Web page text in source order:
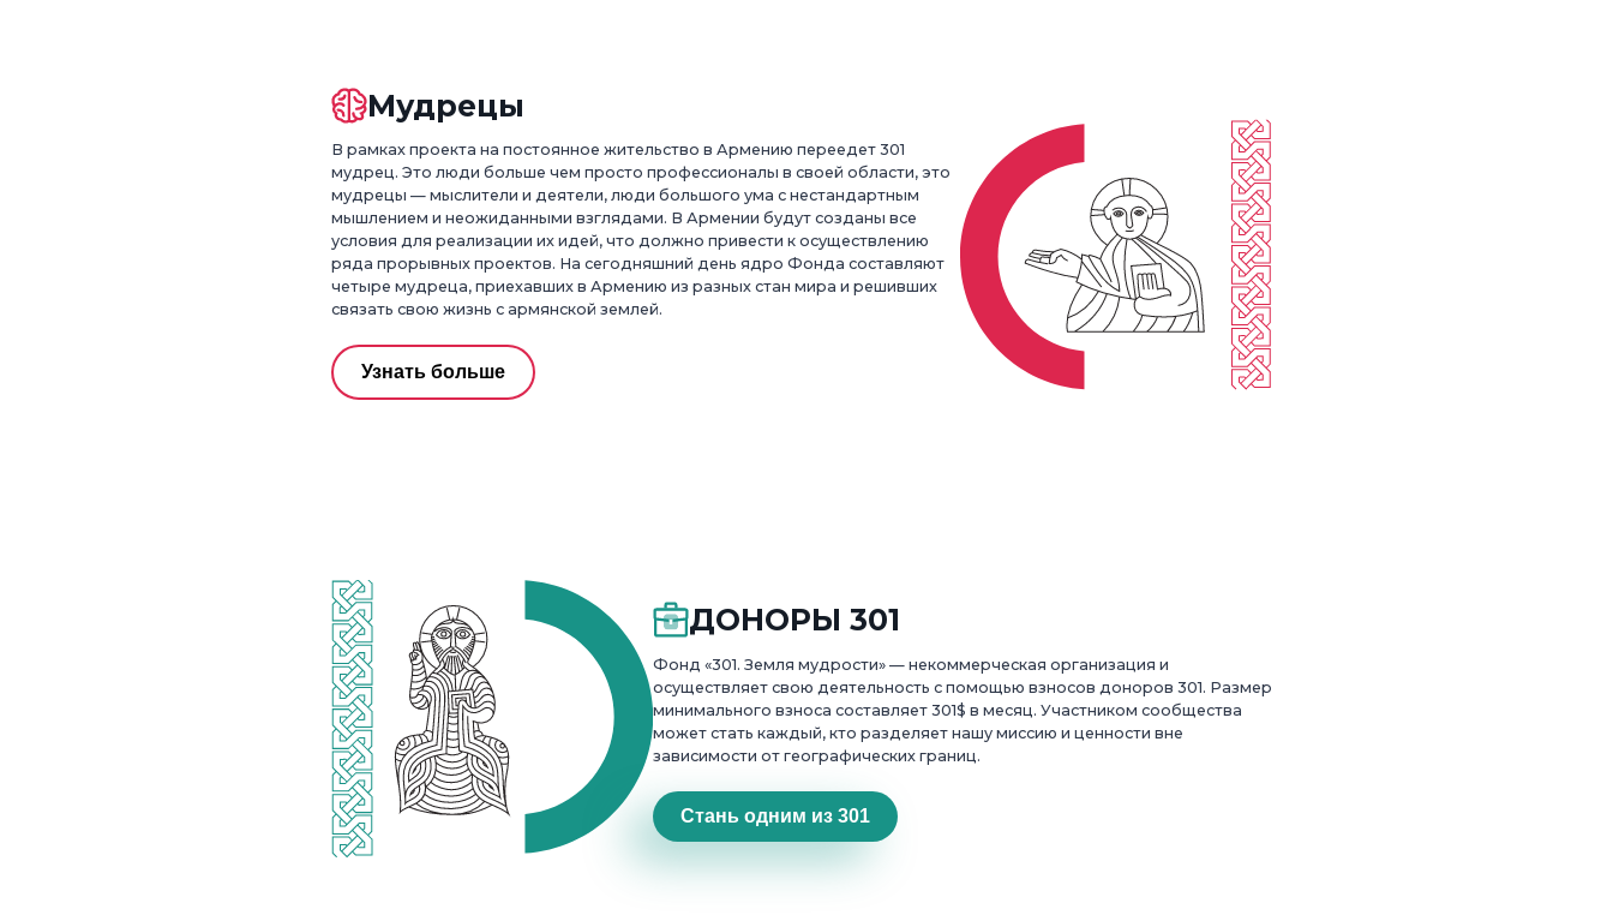
Мудрецы
В рамках проекта на постоянное жительство в Армению переедет 301
мудрец. Это люди больше чем просто профессионалы в своей области, это
мудрецы — мыслители и деятели, люди большого ума с нестандартным
мышлением и неожиданными взглядами. В Армении будут созданы все
условия для реализации их идей, что должно привести к осуществлению
ряда прорывных проектов. На сегодняшний день ядро Фонда составляют
четыре мудреца, приехавших в Армению из разных стан мира и решивших
связать свою жизнь с армянской землей.
Узнать больше
ДОНОРЫ 301
Фонд «301. Земля мудрости» — некоммерческая организация и
осуществляет свою деятельность с помощью взносов доноров 301. Размер
минимального взноса составляет 301$ в месяц. Участником сообщества
может стать каждый, кто разделяет нашу миссию и ценности вне
зависимости от географических границ.
Стань одним из 301